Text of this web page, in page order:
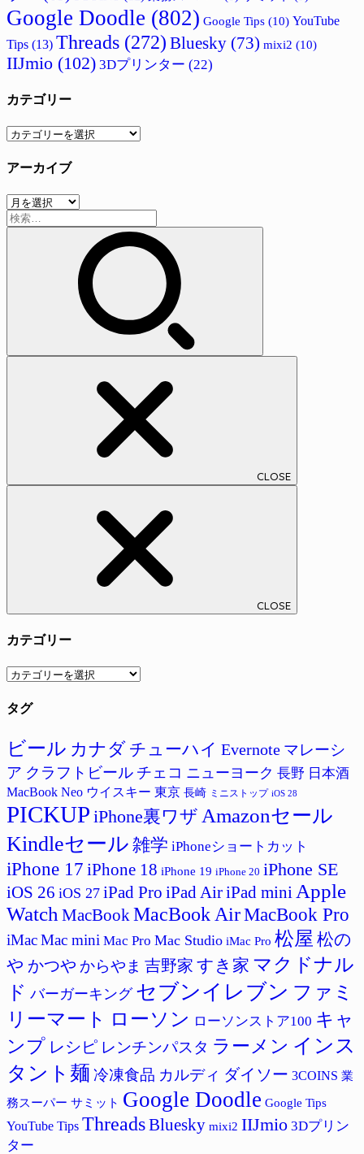
Google Doodle (802) Google Tips (10) YouTube
Tips (13) Threads (272) Bluesky (73) mixi2 (10)
IIJmio (102) 3Dプリンター (22)
カテゴリー
カ
ゴ
ー
アーカイブ
ア
ー
検
索:
CLOSE
CLOSE
カテゴリー
カ
ゴ
ー
タグ
ビール カナダ チューハイ Evernote マレーシ
ア クラフトビール チェコ ニューヨーク 長野 日本酒
MacBook Neo ウイスキー 東京 長崎 ミニストップ iOS 28
PICKUP iPhone裏ワザ Amazonセール
Kindleセール 雑学 iPhoneショートカット
iPhone 17 iPhone 18 iPhone 19 iPhone 20 iPhone SE
iOS 26 iOS 27 iPad Pro iPad AiriPad mini Apple
Watch MacBookMacBook AirMacBook Pro
iMacMac mini Mac Pro Mac Studio iMac Pro 松屋 松の
や かつや からやま 吉野家 すき家 マクドナル
ド バーガーキング セブンイレブン ファミ
リーマート ローソン ローソンストア100 キャ
ンプ レシピ レンチンパスタ ラーメン インス
タント麺 冷凍食品 カルディ ダイソー 3COINS 業
務スーパー サミット Google Doodle Google Tips
YouTube Tips ThreadsBluesky mixi2 IIJmio 3Dプリン
ター